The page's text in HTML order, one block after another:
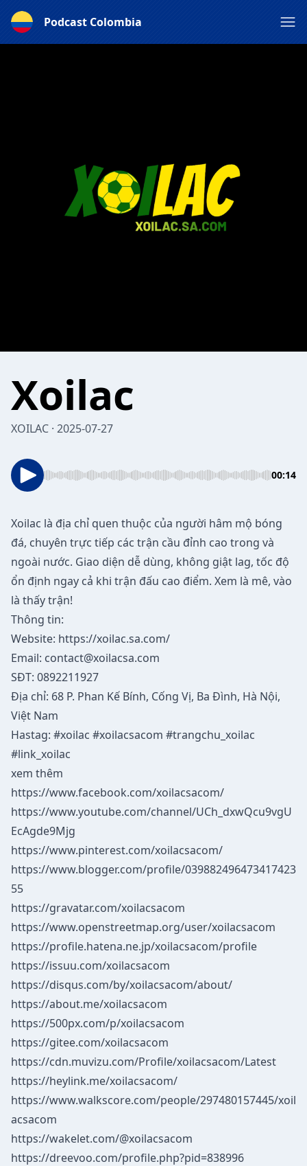
Podcast Colombia
Xoilac
XOILAC · 2025-07-27
00:14
Xoilac là địa chỉ quen thuộc của người hâm mộ bóng
đá, chuyên trực tiếp các trận cầu đỉnh cao trong và
ngoài nước. Giao diện dễ dùng, không giật lag, tốc độ
ổn định ngay cả khi trận đấu cao điểm. Xem là mê, vào
là thấy trận!
Thông tin:
Website: https://xoilac.sa.com/
Email: contact@xoilacsa.com
SĐT: 0892211927
Địa chỉ: 68 P. Phan Kế Bính, Cống Vị, Ba Đình, Hà Nội,
Việt Nam
Hastag: #xoilac #xoilacsacom #trangchu_xoilac
#link_xoilac
xem thêm
https://www.facebook.com/xoilacsacom/
https://www.youtube.com/channel/UCh_dxwQcu9vgU
EcAgde9Mjg
https://www.pinterest.com/xoilacsacom/
https://www.blogger.com/profile/039882496473417423
55
https://gravatar.com/xoilacsacom
https://www.openstreetmap.org/user/xoilacsacom
https://profile.hatena.ne.jp/xoilacsacom/profile
https://issuu.com/xoilacsacom
https://disqus.com/by/xoilacsacom/about/
https://about.me/xoilacsacom
https://500px.com/p/xoilacsacom
https://gitee.com/xoilacsacom
https://cdn.muvizu.com/Profile/xoilacsacom/Latest
https://heylink.me/xoilacsacom/
https://www.walkscore.com/people/297480157445/xoil
acsacom
https://wakelet.com/@xoilacsacom
https://dreevoo.com/profile.php?pid=838996